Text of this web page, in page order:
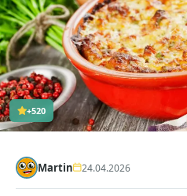
+520
Martin 24.04.2026